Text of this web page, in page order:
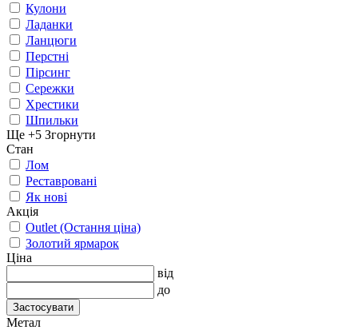
Кулони
Ладанки
Ланцюги
Перстні
Пірсинг
Сережки
Хрестики
Шпильки
Ще +5 Згорнути
Стан
Лом
Реставровані
Як нові
Акція
Outlet (Остання ціна)
Золотий ярмарок
Ціна
від
до
Застосувати
Метал